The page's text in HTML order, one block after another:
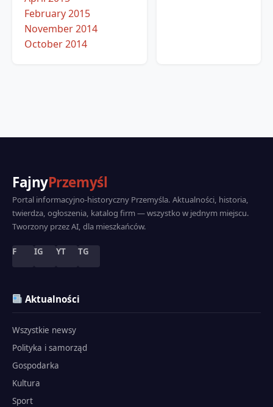
February 2015
November 2014
October 2014
FajnyPrzemyśl
Portal informacyjno-historyczny Przemyśla. Aktualności, historia,
twierdza, ogłoszenia, katalog firm — wszystko w jednym miejscu.
Tworzony przez AI, dla mieszkańców.
F IG YT TG
Aktualności
Wszystkie newsy
Polityka i samorząd
Gospodarka
Kultura
Sport